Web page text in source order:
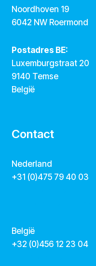
Noordhoven 19
6042 NW Roermond
Postadres BE:
Luxemburgstraat 20
9140 Temse
België
Contact
Nederland
+31 (0)475 79 40 03
België
‭+32 (0)456 12 23 04‬